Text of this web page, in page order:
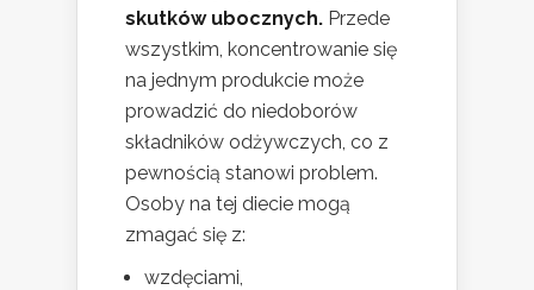
skutków ubocznych. Przede
wszystkim, koncentrowanie się
na jednym produkcie może
prowadzić do niedoborów
składników odżywczych, co z
pewnością stanowi problem.
Osoby na tej diecie mogą
zmagać się z:
wzdęciami,